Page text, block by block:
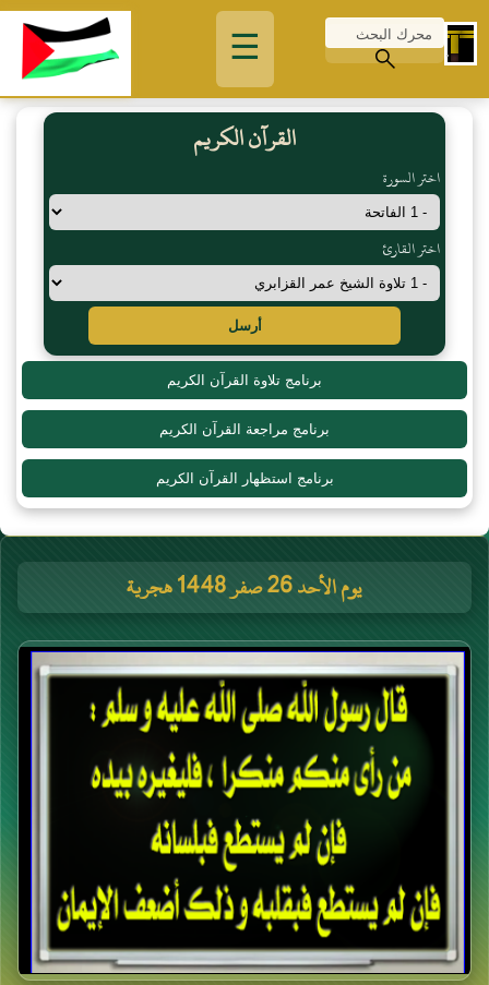
☰
القرآن الكريم
اختر السورة
اختر القارئ
أرسل
برنامج تلاوة القرآن الكريم
برنامج مراجعة القرآن الكريم
برنامج استظهار القرآن الكريم
يوم الأحد 26 صفر 1448 هجرية